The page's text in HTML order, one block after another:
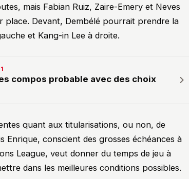
mais Fabian Ruiz, Zaire-Emery et Neves
Devant, Dembélé pourrait prendre la
et Kang-in Lee à droite.
compos probable avec des choix
quant aux titularisations, ou non, de
Enrique, conscient des grosses échéances à
League, veut donner du temps de jeu à
dans les meilleures conditions possibles.